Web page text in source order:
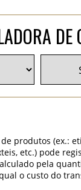
DE
produtos (ex.:
etc.) pode
pela
o custo do